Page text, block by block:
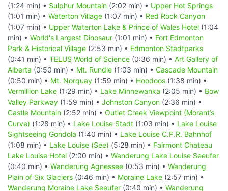
(1:24 min) • Sulphur Mountain (2:02 min) • Upper Hot Springs
(1:01 min) • Waterton Village (1:07 min) • Red Rock Canyon
(1:07 min) • Upper Waterton Lake & Prince of Wales Hotel (1:04
min) • World's Largest Dinosaur (1:01 min) • Fort Edmonton
Park & Historical Village (2:53 min) • Edmonton Stadtparks
(0:41 min) • TELUS World of Science (0:36 min) • Art Gallery of
Alberta (0:50 min) • Mt. Rundle (1:03 min) • Cascade Mountain
(0:50 min) • Mt. Norquay (1:59 min) • Hoodoos (1:38 min) •
Vermillion Lake (1:29 min) • Lake Minnewanka (2:05 min) • Bow
Valley Parkway (1:59 min) • Johnston Canyon (2:36 min) •
Castle Mountain (2:52 min) • Outlet Creek Viewpoint (Morant’s
Curve) (1:28 min) • Lake Louise Stadt (1:03 min) • Lake Louise
Sightseeing Gondola (1:40 min) • Lake Louise C.P.R. Bahnhof
(1:08 min) • Lake Louise (See) (5:28 min) • Fairmont Chateau
Lake Louise Hotel (2:00 min) • Wanderung Lake Louise Seeufer
(0:40 min) • Wanderung Agnessee (0:53 min) • Wanderung
Plain of Six Glaciers (0:46 min) • Moraine Lake (2:57 min) •
Wanderung Moraine Lake Seeufer (0:40 min) • Wanderung